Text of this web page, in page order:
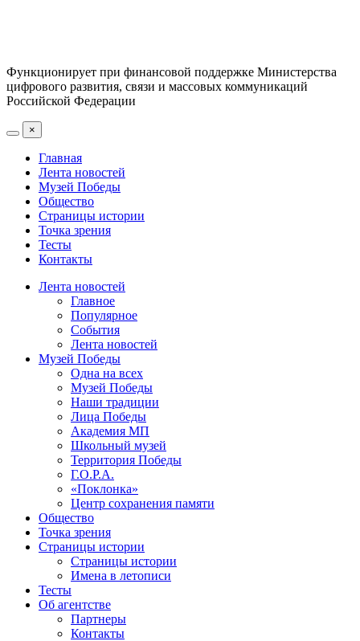
Функционирует при финансовой поддержке Министерства
цифрового развития, связи и массовых коммуникаций
Российской Федерации
×
Главная
Лента новостей
Музей Победы
Общество
Страницы истории
Точка зрения
Тесты
Контакты
Лента новостей
Главное
Популярное
События
Лента новостей
Музей Победы
Одна на всех
Музей Победы
Наши традиции
Лица Победы
Академия МП
Школьный музей
Территория Победы
Г.О.Р.А.
«Поклонка»
Центр сохранения памяти
Общество
Точка зрения
Страницы истории
Страницы истории
Имена в летописи
Тесты
Об агентстве
Партнеры
Контакты